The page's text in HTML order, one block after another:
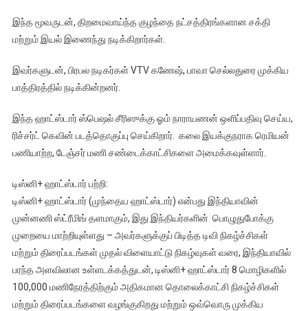
இந்த மூவருடன், திறமைவாய்ந்த குழந்தை நட்சத்திரங்களான சக்தி
மற்றும் இயல் இணைந்து நடிக்கிறார்கள்.
இவர்களுடன், பிரபல நடிகர்கள் VTV கணேஷ், பாவா செல்லதுரை முக்கிய
பாத்திரத்தில் நடிக்கின்றனர்.
இந்த ஹாட்ஸ்டார் ஸ்பெஷல் சீரிஸுக்கு ஓம் நாராயணன் ஒளிப்பதிவு செய்ய,
ரிச்சர்ட் கெவின் படத்தொகுப்பு செய்கிறார். கலை இயக்குநராக ரெமியன்
பணியாற்ற, டேஞ்சர் மணி சண்டைக்காட்சிகளை அமைக்கவுள்ளார்.
டிஸ்னி+ ஹாட்ஸ்டார் பற்றி:
டிஸ்னி+ ஹாட்ஸ்டார் (முந்தைய ஹாட்ஸ்டார்) என்பது இந்தியாவின்
முன்னணி ஸ்ட்ரீமிங் தளமாகும், இது இந்தியர்களின் பொழுதுபோக்கு
முறையை மாற்றியுள்ளது – அவர்களுக்குப் பிடித்த டிவி நிகழ்ச்சிகள்
மற்றும் திரைப்படங்கள் முதல் விளையாட்டு நிகழ்வுகள் வரை, இந்தியாவில்
பரந்த அளவிலான உள்ளடக்கத்துடன், டிஸ்னி+ ஹாட்ஸ்டார் 8 மொழிகளில்
100,000 மணிநேரத்திற்கும் அதிகமான தொலைக்காட்சி நிகழ்ச்சிகள்
மற்றும் திரைப்படங்களை வழங்குகிறது மற்றும் ஒவ்வொரு முக்கிய